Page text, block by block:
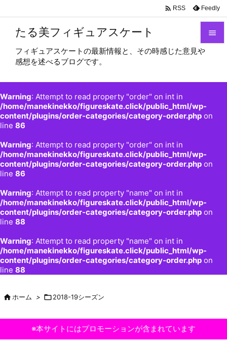
たる美フィギュアスケート
フィギュアスケートの最新情報と、その時感じた意見や
感想を述べるブログです。
Warning: Attempt to read property "order" on int in
/home/manekinekko/figureskate.click/public_html/wp-
content/plugins/order-categories/category-order.php on
line 86
Warning: Attempt to read property "order" on int in
/home/manekinekko/figureskate.click/public_html/wp-
content/plugins/order-categories/category-order.php on
line 86
Warning: Attempt to read property "name" on int in
/home/manekinekko/figureskate.click/public_html/wp-
content/plugins/order-categories/category-order.php on
line 88
Warning: Attempt to read property "name" on int in
/home/manekinekko/figureskate.click/public_html/wp-
content/plugins/order-categories/category-order.php on
line 88


前へ

 RSS Feedly
ホーム > 2018-19シーズン
※本サイトにはプロモーションが含まれています